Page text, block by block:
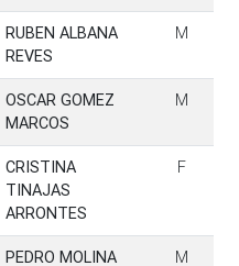
RUBEN ALBANA
REVES
M
OSCAR GOMEZ
MARCOS
M
CRISTINA
TINAJAS
ARRONTES
F
PEDRO MOLINA
M